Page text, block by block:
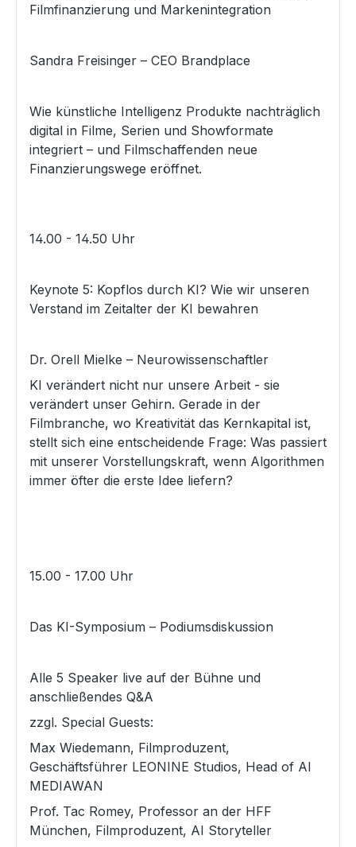
Filmfinanzierung und Markenintegration
Sandra Freisinger – CEO Brandplace
Wie künstliche Intelligenz Produkte nachträglich
digital in Filme, Serien und Showformate
integriert – und Filmschaffenden neue
Finanzierungswege eröffnet.
14.00 - 14.50 Uhr
Keynote 5: Kopflos durch KI? Wie wir unseren
Verstand im Zeitalter der KI bewahren
Dr. Orell Mielke – Neurowissenschaftler
KI verändert nicht nur unsere Arbeit - sie
verändert unser Gehirn. Gerade in der
Filmbranche, wo Kreativität das Kernkapital ist,
stellt sich eine entscheidende Frage: Was passiert
mit unserer Vorstellungskraft, wenn Algorithmen
immer öfter die erste Idee liefern?
15.00 - 17.00 Uhr
Das KI-Symposium – Podiumsdiskussion
Alle 5 Speaker live auf der Bühne und
anschließendes Q&A
zzgl. Special Guests:
Max Wiedemann, Filmproduzent,
Geschäftsführer LEONINE Studios, Head of AI
MEDIAWAN
Prof. Tac Romey, Professor an der HFF
München, Filmproduzent, AI Storyteller